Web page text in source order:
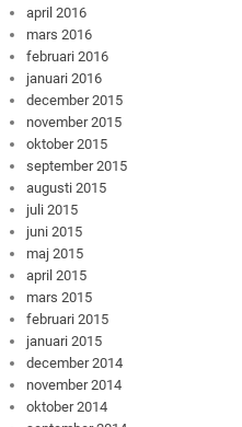
april 2016
mars 2016
februari 2016
januari 2016
december 2015
november 2015
oktober 2015
september 2015
augusti 2015
juli 2015
juni 2015
maj 2015
april 2015
mars 2015
februari 2015
januari 2015
december 2014
november 2014
oktober 2014